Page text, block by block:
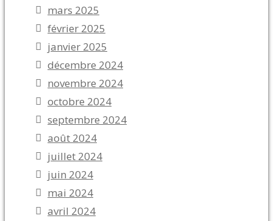
mars 2025
février 2025
janvier 2025
décembre 2024
novembre 2024
octobre 2024
septembre 2024
août 2024
juillet 2024
juin 2024
mai 2024
avril 2024